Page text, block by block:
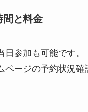
間と料金
日参加も可能です。
ページの予約状況確